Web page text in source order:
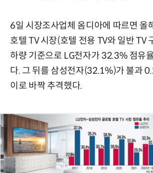
6일 시장조사업체 옴디아에 따르면 올
호텔 TV 시장(호텔 전용 TV와 일반 TV
하량 기준으로 LG전자가 32.3% 점유
다. 그 뒤를 삼성전자(32.1%)가 불과
이로 바짝 추격했다.